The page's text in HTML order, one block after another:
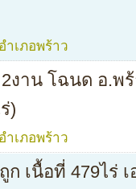
อำเภอพร้าว
งาน โฉนด อ.พ
)
อำเภอพร้าว
เนื้อที่ 479ไร่